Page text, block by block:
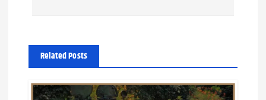
a
Related Posts